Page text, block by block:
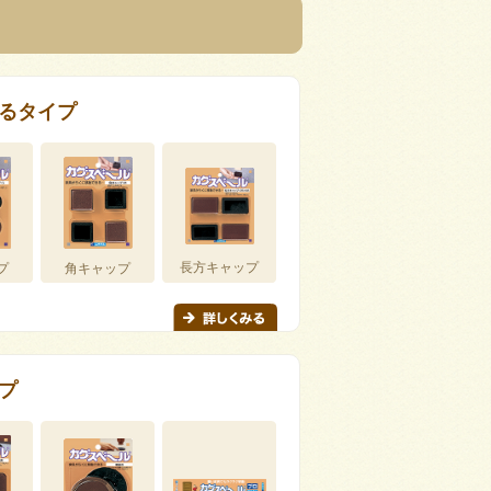
タイプ
角キャップ 長方キャップ